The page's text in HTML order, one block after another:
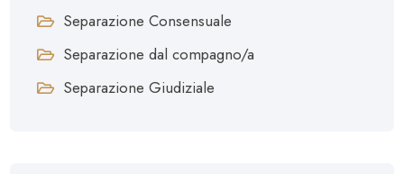
Separazione Consensuale
Separazione dal compagno/a
Separazione Giudiziale